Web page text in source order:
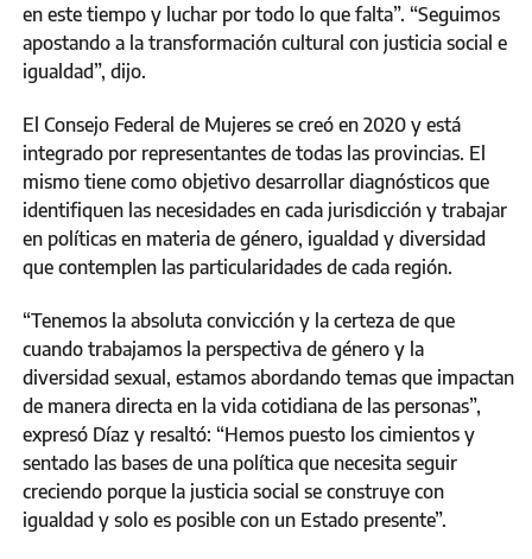
en este tiempo y luchar por todo lo que falta”. “Seguimos
apostando a la transformación cultural con justicia social e
igualdad”, dijo.
El Consejo Federal de Mujeres se creó en 2020 y está
integrado por representantes de todas las provincias. El
mismo tiene como objetivo desarrollar diagnósticos que
identifiquen las necesidades en cada jurisdicción y trabajar
en políticas en materia de género, igualdad y diversidad
que contemplen las particularidades de cada región.
“Tenemos la absoluta convicción y la certeza de que
cuando trabajamos la perspectiva de género y la
diversidad sexual, estamos abordando temas que impactan
de manera directa en la vida cotidiana de las personas”,
expresó Díaz y resaltó: “Hemos puesto los cimientos y
sentado las bases de una política que necesita seguir
creciendo porque la justicia social se construye con
igualdad y solo es posible con un Estado presente”.